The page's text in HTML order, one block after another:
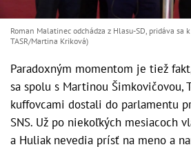
Roman Malatinec odchádza z Hlasu-SD, pridáva sa
TASR/Martina Kriková)
Paradoxným momentom je tiež
sa spolu s Martinou Šimkovičovou,
kuffovcami dostali do parlamentu
SNS. Už po niekoľkých mesiacoch
a Huliak nevedia prísť na meno a